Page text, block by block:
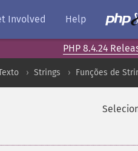
Involved Help
PHP 8.4.24
Strings Funções de